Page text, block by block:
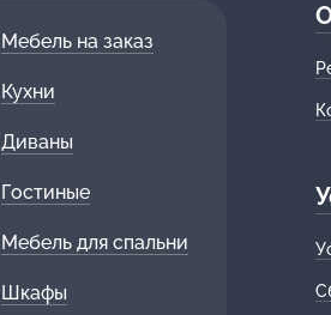
Мебель на заказ
Кухни
Диваны
Гостиные
Мебель для спальни
Шкафы